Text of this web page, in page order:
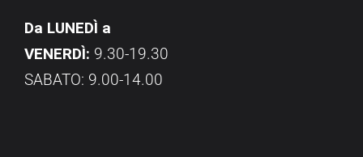
Da LUNEDÌ a
VENERDÌ: 9.30-19.30
SABATO: 9.00-14.00